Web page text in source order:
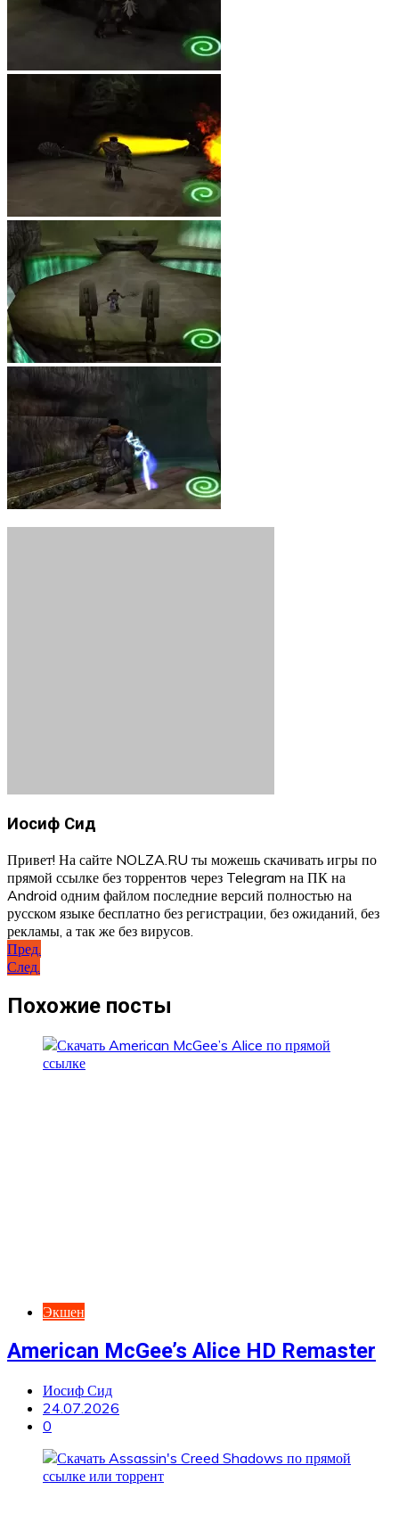
Иосиф Сид
Привет! На сайте NOLZA.RU ты можешь скачивать игры по
прямой ссылке без торрентов через Telegram на ПК на
Android одним файлом последние версий полностью на
русском языке бесплатно без регистрации, без ожиданий, без
рекламы, а так же без вирусов.
Навигация
по
записям
Пред.
След.
Похожие посты
Экшен
American McGee’s Alice HD Remaster
Иосиф Сид
24.07.2026
0